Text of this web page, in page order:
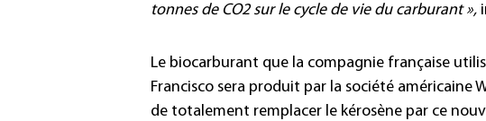
tonnes de CO2 sur le cycle de vie du carburant »,
Le biocarburant que la compagnie française
Francisco sera produit par la société américaine
de totalement remplacer le kérosène par ce